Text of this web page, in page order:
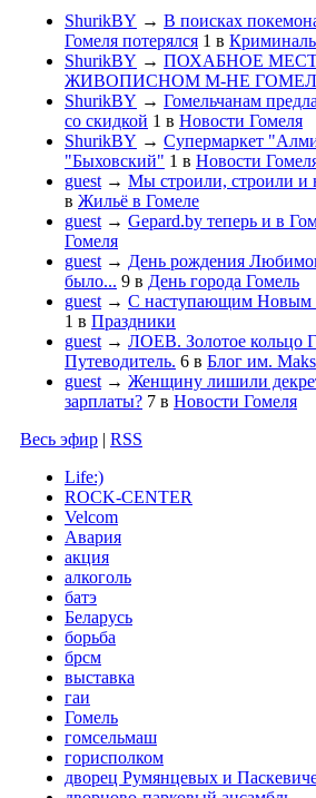
ShurikBY → В поисках
Гомеля потерялся 1 в
ShurikBY → ПОХАБНОЕ
ЖИВОПИСНОМ М-НЕ
ShurikBY → Гомельчанам
со скидкой 1 в Новости Гомеля
ShurikBY → Супермаркет
"Быховский" 1 в Новости
guest → Мы строили, строили и
в Жильё в Гомеле
guest → Gepard.by теперь и в
Гомеля
guest → День рождения
было... 9 в День города Гомель
guest → С наступающим Новым
1 в Праздники
guest → ЛОЕВ. Золотое кольцо
Путеводитель. 6 в Блог им. Maks
guest → Женщину лишили
зарплаты? 7 в Новости Гомеля
Весь эфир | RSS
Life:)
ROCK-CENTER
Velcom
Авария
акция
алкоголь
батэ
Беларусь
борьба
брсм
выставка
гаи
Гомель
гомсельмаш
горисполком
дворец Румянцевых и